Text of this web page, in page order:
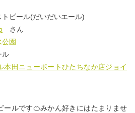
ール(だいだいエール)
さん
公園
ル
本田ニューポートひたちなか店ジョイ
ールです🍊みかん好きにはたまりませ